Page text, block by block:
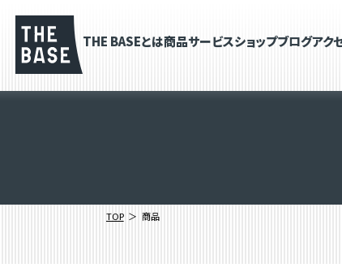
THE BASEとは商品サービスショップブログアク
TOP 商品